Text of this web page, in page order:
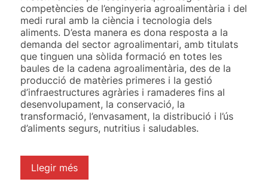
competències de l’enginyeria agroalimentària i del
medi rural amb la ciència i tecnologia dels
aliments. D’esta manera es dona resposta a la
demanda del sector agroalimentari, amb titulats
que tinguen una sòlida formació en totes les
baules de la cadena agroalimentària, des de la
producció de matèries primeres i la gestió
d’infraestructures agràries i ramaderes fins al
desenvolupament, la conservació, la
transformació, l’envasament, la distribució i l’ús
d’aliments segurs, nutritius i saludables.
Llegir més